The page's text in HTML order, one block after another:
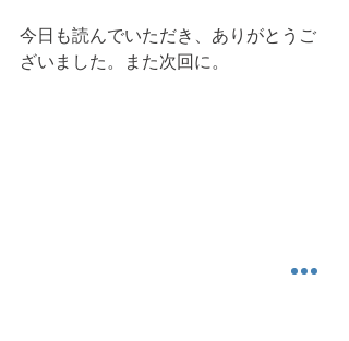
今日も読んでいただき、ありがとうご
ざいました。また次回に。